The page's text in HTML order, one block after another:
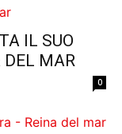
IL SUO
DEL MAR
0